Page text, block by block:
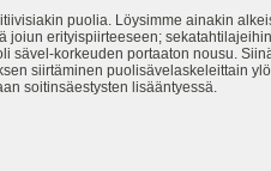
puolia. Löysimme ainakin
joiun erityispiirteeseen;
sävel-korkeuden portaaton nousu.
siirtäminen puolisävelaskeleittain
soitinsäestysten lisääntyessä.